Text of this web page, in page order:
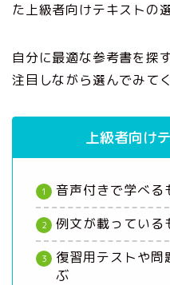
た上級者向けテキストの
自分に最適な参考書を探
注目しながら選んでみて
上級者向け
音声付きで学べる
例文が載っている
復習用テストや問
ぶ